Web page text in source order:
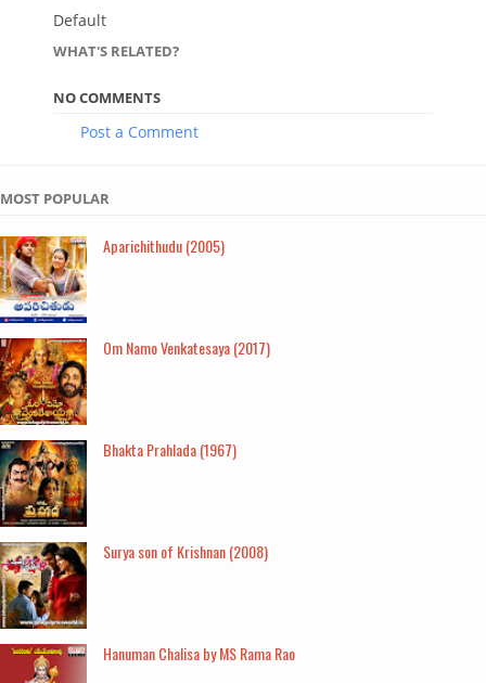
Default
WHAT'S RELATED?
NO COMMENTS
Post a Comment
MOST POPULAR
Aparichithudu (2005)
Om Namo Venkatesaya (2017)
Bhakta Prahlada (1967)
Surya son of Krishnan (2008)
Hanuman Chalisa by MS Rama Rao